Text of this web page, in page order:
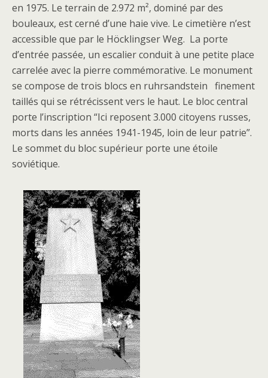
en 1975. Le terrain de 2.972 m², dominé par des
bouleaux, est cerné d’une haie vive. Le cimetière n’est
accessible que par le Höcklingser Weg. La porte
d’entrée passée, un escalier conduit à une petite place
carrelée avec la pierre commémorative. Le monument
se compose de trois blocs en ruhrsandstein finement
taillés qui se rétrécissent vers le haut. Le bloc central
porte l’inscription “Ici reposent 3.000 citoyens russes,
morts dans les années 1941-1945, loin de leur patrie”.
Le sommet du bloc supérieur porte une étoile
soviétique.